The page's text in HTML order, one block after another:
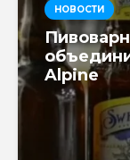
НОВОСТИ
Alpine